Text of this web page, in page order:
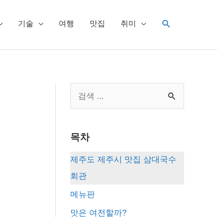
기술 여행 맛집 취미
검
e
r
c
h
목차
제주도 제주시 맛집 삼대국수
회관
메뉴판
맛은 여전할까?